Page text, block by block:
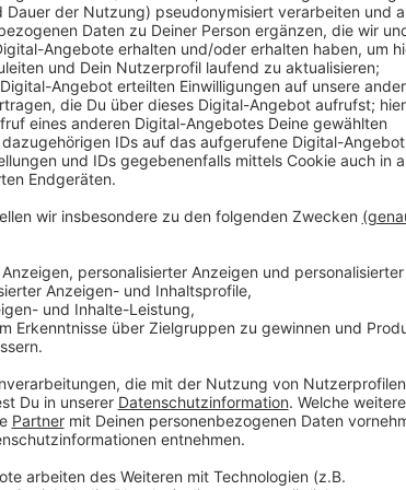
Anzeige
Von Null auf Potting:
Anzeige
Es gibt diese Dinge im Leben, die können uns zur
Schneefall. Eiskratzen am frühen Morgen. Leute,
seltsame Wörter benutzen. Wo andere sich vor
ziehen oder ihren Kopf gegen die Wand hauen
Potting ein Karussell los. Irgendwo zwischen wirren